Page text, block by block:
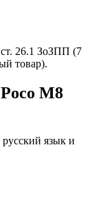
ст. 26.1 ЗоЗПП (7
товар).
M8
язык и